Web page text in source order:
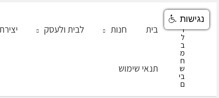
דילוג
בית חנות לבית ולעסק
תנאי שימוש
נגישות